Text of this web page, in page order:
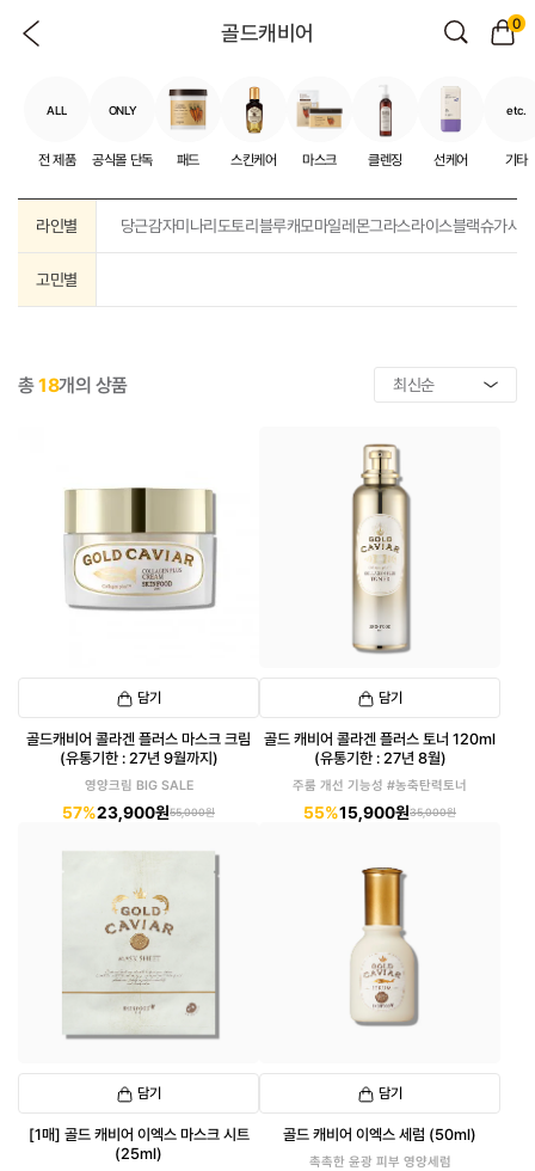
골드캐비어 0
ALL
전 제품
ONLY
공식몰 단독 패드 스킨케어 마스크 클렌징 선케어
etc.
기타
라인별 당근감자미나리도토리블루캐모마일레몬그라스라이스블랙슈가샤
고민별
총18개의 상품
담기
골드캐비어 콜라겐 플러스 마스크 크림
(유통기한 : 27년 9월까지)
영양크림 BIG SALE
57%23,900원55,000원
담기
골드 캐비어 콜라겐 플러스 토너 120ml
(유통기한 : 27년 8월)
주룸 개선 기능성 #농축탄력토너
55%15,900원35,000원
담기
[1매] 골드 캐비어 이엑스 마스크 시트
(25ml)
담기
골드 캐비어 이엑스 세럼 (50ml)
촉촉한 윤광 피부 영양세럼